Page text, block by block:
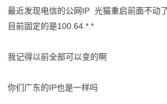
最近发现电信的公网IP 光猫重启前面不动
目前固定的是100.64.*.*
我记得以前全部可以变的啊
你们广东的IP也是一样吗